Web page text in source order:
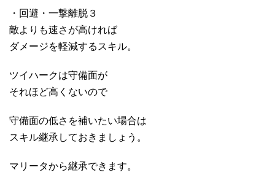
・回避・一撃離脱３
敵よりも速さが高ければ
ダメージを軽減するスキル。
ツイハークは守備面が
それほど高くないので
守備面の低さを補いたい場合は
スキル継承しておきましょう。
マリータから継承できます。